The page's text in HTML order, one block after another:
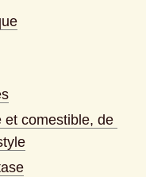
et comestible, de